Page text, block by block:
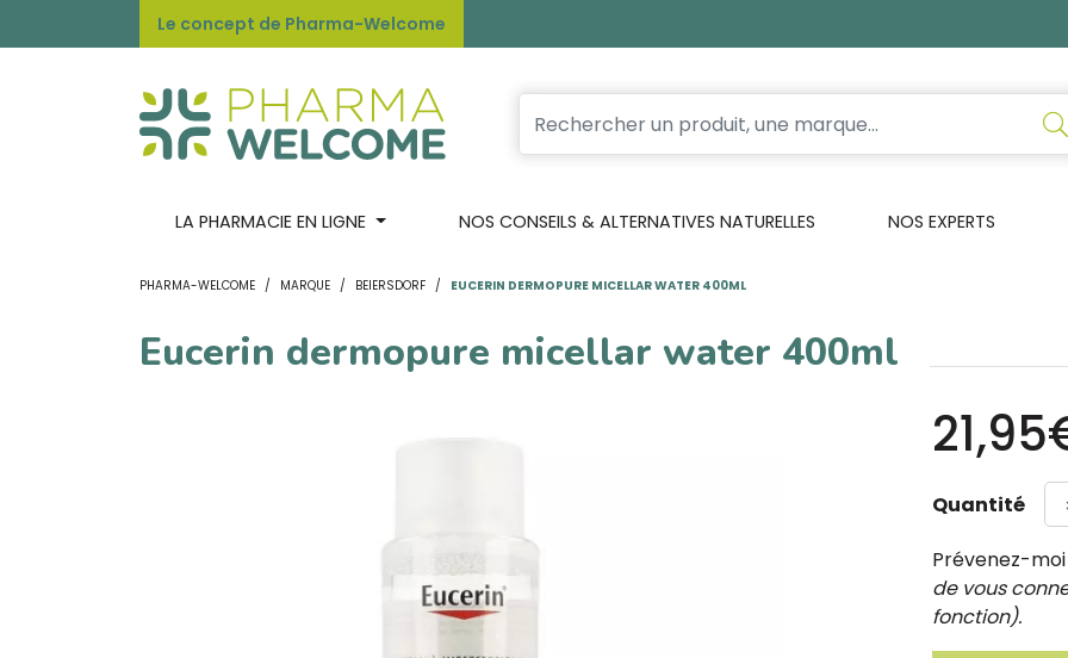
Le concept de Pharma-Welcome
LA PHARMACIE EN LIGNE NOS CONSEILS & ALTERNATIVES NATURELLES NOS EXPERTS
PHARMA-WELCOME MARQUE BEIERSDORF EUCERIN DERMOPURE MICELLAR WATER 400ML
Eucerin dermopure micellar water 400ml
Quantité
Prévenez-
de vous
fonction).